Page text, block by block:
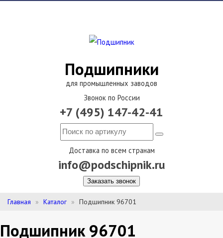
Подшипники
для промышленных заводов
Звонок по России
+7 (495) 147-42-41
Доставка по всем странам
info@podschipnik.ru
Заказать звонок
Главная Каталог Подшипник 96701
Подшипник 96701